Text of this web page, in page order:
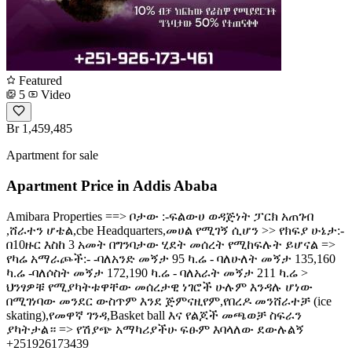
Featured
5
Video
Br 1,459,485
Apartment for sale
Apartment Price in Addis Ababa
Amibara Properties ==> ቦታው :-ፍልውሀ ወዳጅነት ፓርክ አጠገብ
,ሸራተን ሆቴል,cbe Headquarters,መሀል የሚገኝ ሲሆን >> የክፍያ ሁኔታ:-
በ10ዙር እስከ 3 አመት በግንባታው ሂደት መሰረት የሚከፍሉት ይሆናል =>
የካሬ አማራጮች:- -ባለአንድ መኝታ 95 ካ.ሬ - ባለሁለት መኝታ 135,160
ካ.ሬ -ባለሶስት መኝታ 172,190 ካ.ሬ - ባለአራት መኝታ 211 ካ.ሬ >
ህንፃዎቹ የሚያካትቱዋቸው መሰረታዊ ነገሮች ሁሉም እንዳሉ ሆነው
በሚገነባው መንደር ውስጥም እንደ ጅምናዚየም,የበረዶ መንሸራተቻ (ice
skating),የመዋኛ ገንዳ,Basket ball እና የልጆች መጫወቻ ስፍራን
ያካትታል። => የሽያጭ አማካሪያችሁ ፍፁም እባላለው ደውሉልኝ
+251926173439